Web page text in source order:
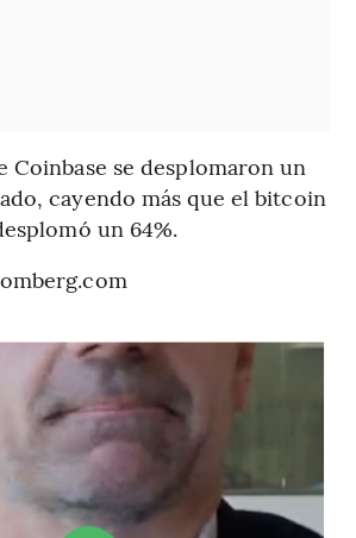
Coinbase se desplomaron un
cayendo más que el bitcoin
un 64%.